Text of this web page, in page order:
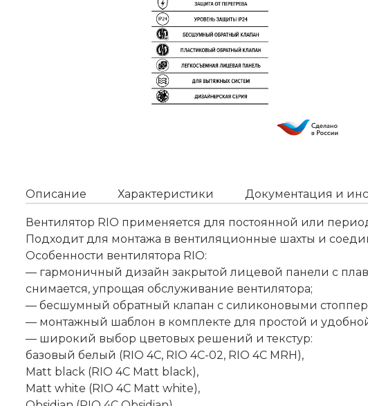
Описание Характеристики Документация и
Вентилятор RIO применяется для постоянной или
Подходит для монтажа в вентиляционные шахты и
Особенности вентилятора RIO:
— гармоничный дизайн закрытой лицевой панели с
снимается, упрощая обслуживание вентилятора;
— бесшумный обратный клапан с силиконовыми
— монтажный шаблон в комплекте для простой и
— широкий выбор цветовых решений и текстур:
базовый белый (RIO 4C, RIO 4C-02, RIO 4C MRH),
Matt black (RIO 4C Matt black),
Matt white (RIO 4C Matt white),